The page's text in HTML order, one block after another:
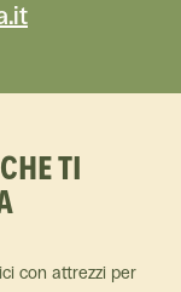
TI
con attrezzi per